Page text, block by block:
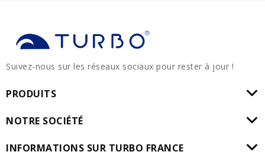
Suivez-nous sur les réseaux sociaux pour rester à jour !
PRODUITS
NOTRE SOCIÉTÉ
INFORMATIONS SUR TURBO FRANCE